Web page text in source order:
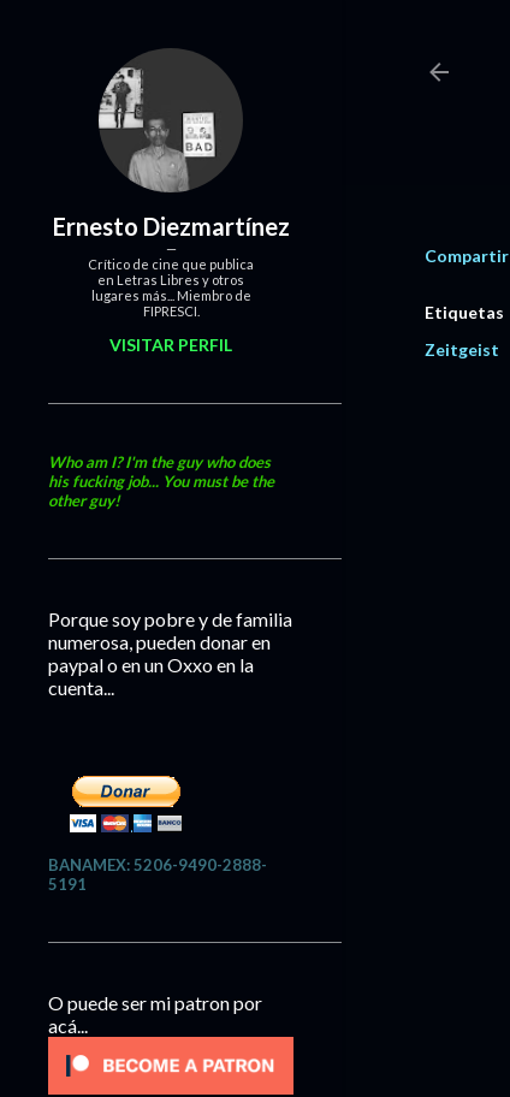
Compartir
Etiquetas
Zeitgeist
Ernesto Diezmartínez
Crítico de cine que publica
en Letras Libres y otros
lugares más... Miembro de
FIPRESCI.
VISITAR PERFIL
Who am I? I'm the guy who does
his fucking job... You must be the
other guy!
Porque soy pobre y de familia
numerosa, pueden donar en
paypal o en un Oxxo en la
cuenta...
BANAMEX: 5206-9490-2888-
5191
O puede ser mi patron por
acá...